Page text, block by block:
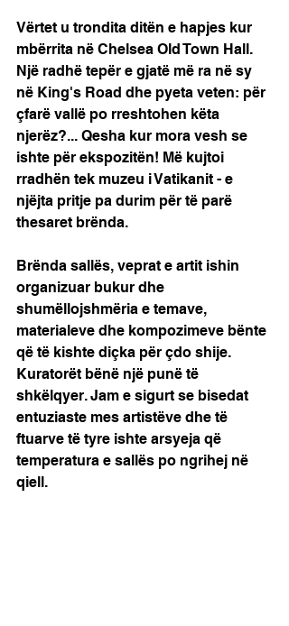
Vërtet u trondita ditën e hapjes kur
mbërrita në Chelsea Old Town Hall.
Një radhë tepër e gjatë më ra në sy
në King's Road dhe pyeta veten: për
çfarë vallë po rreshtohen këta
njerëz?... Qesha kur mora vesh se
ishte për ekspozitën! Më kujtoi
rradhën tek muzeu i Vatikanit - e
njëjta pritje pa durim për të parë
thesaret brënda.
Brënda sallës, veprat e artit ishin
organizuar bukur dhe
shumëllojshmëria e temave,
materialeve dhe kompozimeve bënte
që të kishte diçka për çdo shije.
Kuratorët bënë një punë të
shkëlqyer. Jam e sigurt se bisedat
entuziaste mes artistëve dhe të
ftuarve të tyre ishte arsyeja që
temperatura e sallës po ngrihej në
qiell.